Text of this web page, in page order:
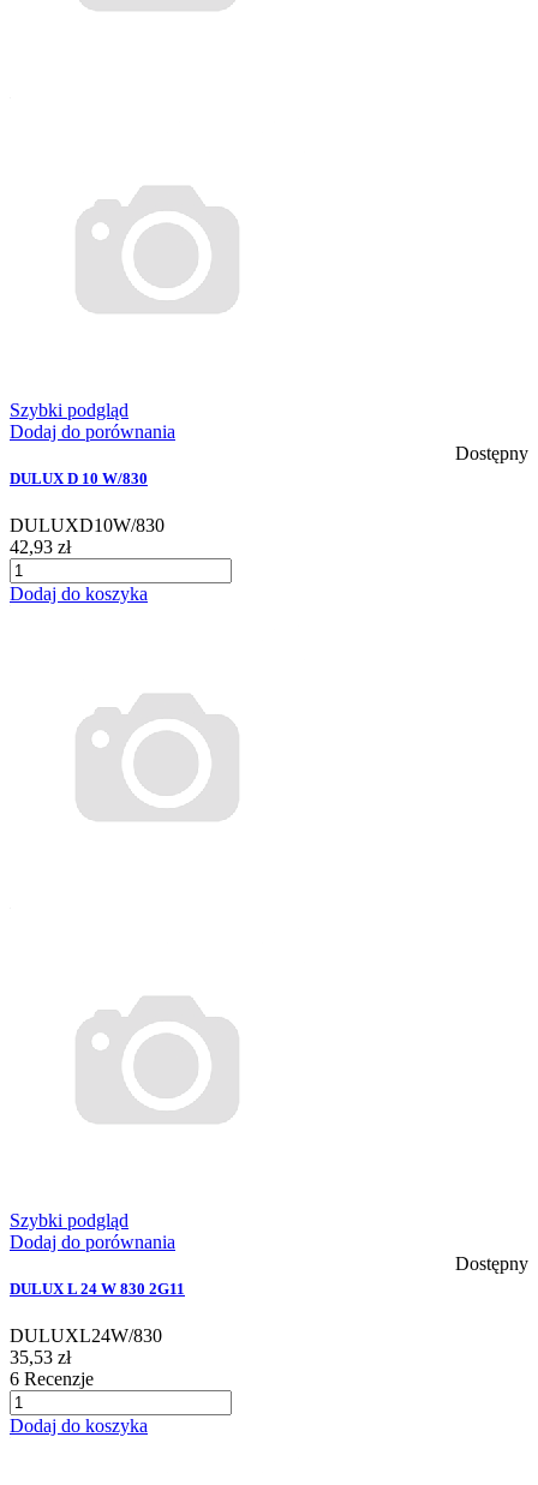
Szybki podgląd
Dodaj do porównania
Dostępny
DULUX D 10 W/830
DULUXD10W/830
42,93 zł
Dodaj do koszyka
Szybki podgląd
Dodaj do porównania
Dostępny
DULUX L 24 W 830 2G11
DULUXL24W/830
35,53 zł
6 Recenzje
Dodaj do koszyka